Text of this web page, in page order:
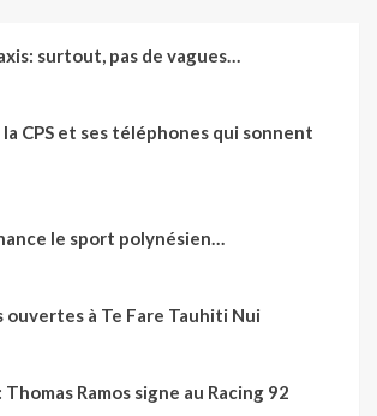
surtout, pas de vagues…
la CPS et ses téléphones qui sonnent
le sport polynésien…
ouvertes à Te Fare Tauhiti Nui
Ramos signe au Racing 92